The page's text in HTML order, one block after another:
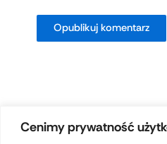
Cenimy prywatność